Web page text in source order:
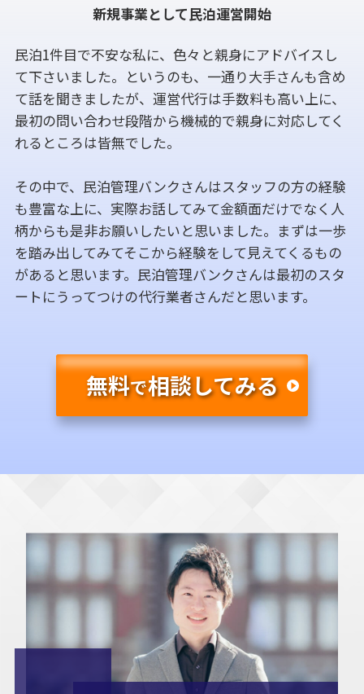
新規事業として民泊運営開始
民泊1件目で不安な私に、色々と親身にアドバイスし
て下さいました。というのも、一通り大手さんも含め
て話を聞きましたが、運営代行は手数料も高い上に、
最初の問い合わせ段階から機械的で親身に対応してく
れるところは皆無でした。
その中で、民泊管理バンクさんはスタッフの方の経験
も豊富な上に、実際お話してみて金額面だけでなく人
柄からも是非お願いしたいと思いました。まずは一歩
を踏み出してみてそこから経験をして見えてくるもの
があると思います。民泊管理バンクさんは最初のスタ
ートにうってつけの代行業者さんだと思います。
無料で相談してみる